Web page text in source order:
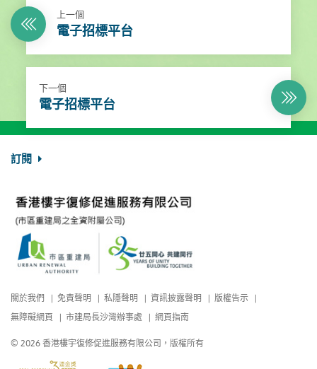
上一個
電子招標平台
下一個
電子招標平台
訂閱
關於我們 免責聲明 私隱聲明 資訊披露聲明
版權告示
無障礙網頁
市建局長沙灣辦事處 網頁指南
© 2026 香港樓宇復修促進服務有限公司，版權所有